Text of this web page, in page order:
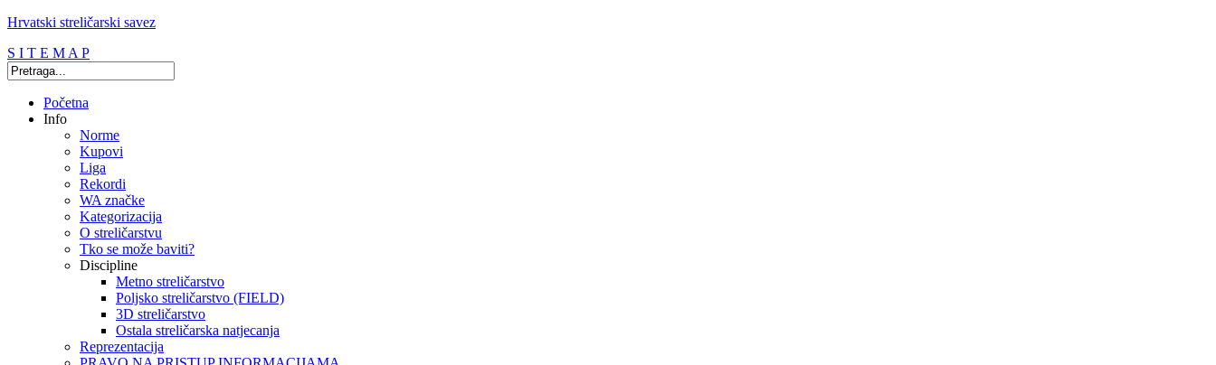
Hrvatski streličarski savez
S I T E M A P
Početna
Info
Norme
Kupovi
Liga
Rekordi
WA značke
Kategorizacija
O streličarstvu
Tko se može baviti?
Discipline
Metno streličarstvo
Poljsko streličarstvo (FIELD)
3D streličarstvo
Ostala streličarska natjecanja
Reprezentacija